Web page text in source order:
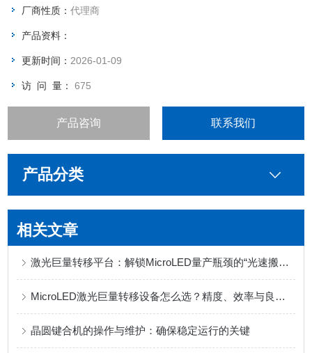
厂商性质：代理商
产品资料：
更新时间： 2026-01-09
访 问 量：675
产品咨询 联系我们
产品分类
相关文章
激光巨量转移平台：解锁MicroLED量产瓶颈的“光速搬运工”
MicroLED激光巨量转移设备怎么选？精度、效率与良率三维评估
晶圆键合机的操作与维护：确保稳定运行的关键